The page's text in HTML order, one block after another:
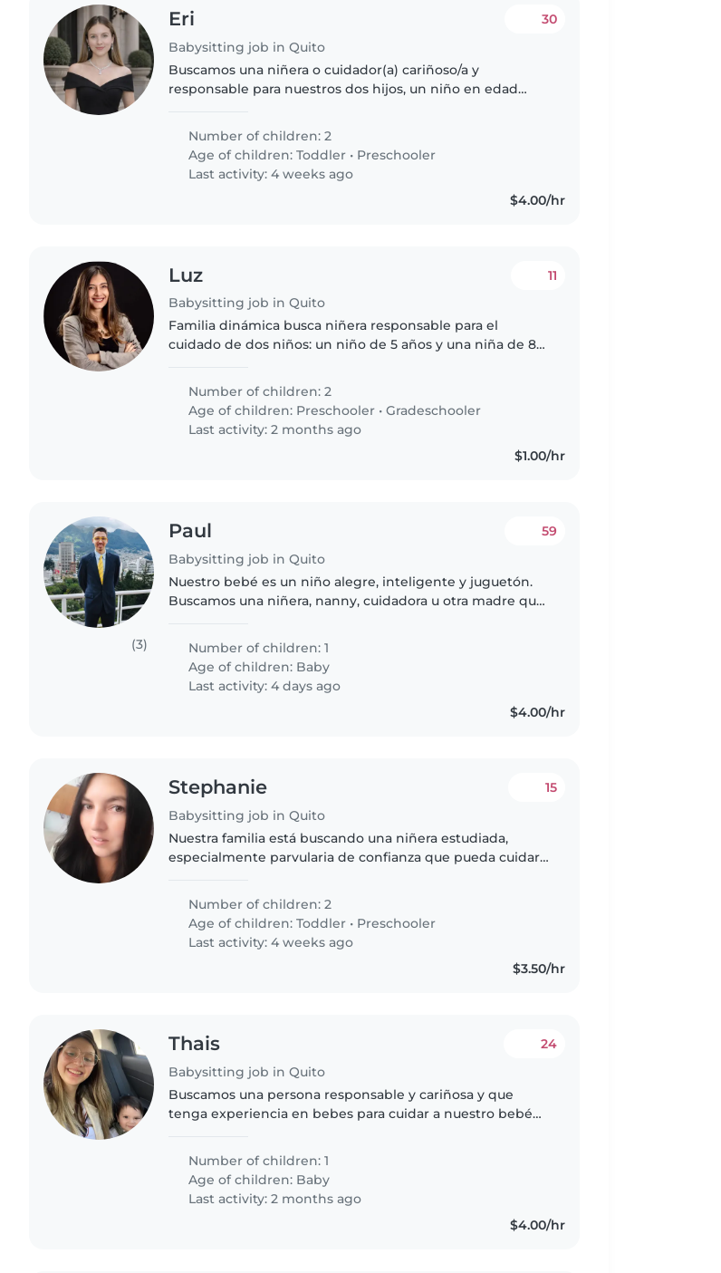
Eri
Babysitting job in Quito
30
Buscamos una niñera o cuidador(a) cariñoso/a y
responsable para nuestros dos hijos, un niño en edad
Number of children: 2
Age of children:Toddler • Preschooler
Last activity: 4 weeks ago
$4.00/hr
Luz
Babysitting job in Quito
11
Familia dinámica busca niñera responsable para el
cuidado de dos niños: un niño de 5 años y una niña de 8
energía, por lo que se requiere..
Number of children: 2
Age of children: Preschooler •Gradeschooler
Last activity: 2 months ago
$1.00/hr
(3)
Paul
Babysitting job in Quito
59
Nuestro bebé es un niño alegre, inteligente y juguetón.
Buscamos una niñera, nanny, cuidadora u otra madre que
darnos una mano en algunas..
Number of children: 1
Age of children: Baby
Last activity: 4 days ago
$4.00/hr
Stephanie
Babysitting job in Quito
15
Nuestra familia está buscando una niñera estudiada,
especialmente parvularia de confianza que pueda cuidar
Necesitamos una niñera..
Number of children: 2
Age of children:Toddler • Preschooler
Last activity: 4 weeks ago
$3.50/hr
Thais
Babysitting job in Quito
24
Buscamos una persona responsable y cariñosa y que
tenga experiencia en bebes para cuidar a nuestro bebé
energético Vivimos en un hogar..
Number of children: 1
Age of children: Baby
Last activity: 2 months ago
$4.00/hr